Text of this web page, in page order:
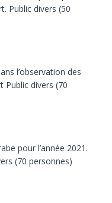
Public divers (50
l’observation des
Public divers (70
pour l’année 2021.
(70 personnes)